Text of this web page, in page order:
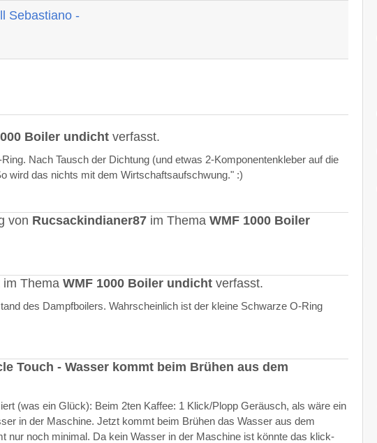
Sebastiano -
Boiler undicht verfasst.
Nach Tausch der Dichtung (und etwas 2-Komponentenkleber auf die
wird das nichts mit dem Wirtschaftsaufschwung." :)
von Rucsackindianer87 im ThemaWMF 1000 Boiler
im ThemaWMF 1000 Boiler undicht verfasst.
des Dampfboilers. Wahrscheinlich ist der kleine Schwarze O-Ring
Touch - Wasser kommt beim Brühen aus dem
(was ein Glück): Beim 2ten Kaffee: 1 Klick/Plopp Geräusch, als wäre ein
in der Maschine. Jetzt kommt beim Brühen das Wasser aus dem
nur noch minimal. Da kein Wasser in der Maschine ist könnte das klick-